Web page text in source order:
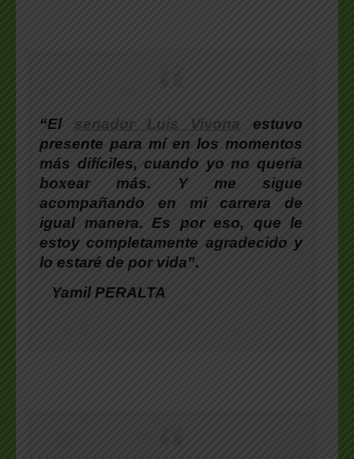
“El senadorLuis Vivona estuvo
presente para mí en los momentos
más difíciles, cuando yo no quería
boxear más. Y me sigue
acompañando en mi carrera de
igual manera. Es por eso, que le
estoy completamente agradecido y
lo estaré de por vida”.
Yamil PERALTA